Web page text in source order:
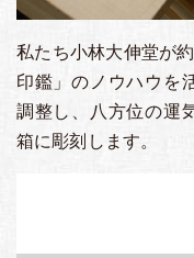
私たち小林大伸堂が
印鑑」のノウハウを
調整し、八方位の運
箱に彫刻します。